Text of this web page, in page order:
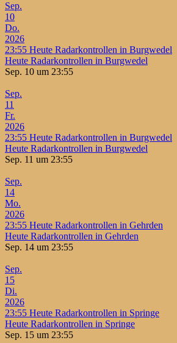
Sep.
10
Do.
2026
23:55 Heute Radarkontrollen in Burgwedel
Heute Radarkontrollen in Burgwedel
Sep. 10 um 23:55
Sep.
11
Fr.
2026
23:55 Heute Radarkontrollen in Burgwedel
Heute Radarkontrollen in Burgwedel
Sep. 11 um 23:55
Sep.
14
Mo.
2026
23:55 Heute Radarkontrollen in Gehrden
Heute Radarkontrollen in Gehrden
Sep. 14 um 23:55
Sep.
15
Di.
2026
23:55 Heute Radarkontrollen in Springe
Heute Radarkontrollen in Springe
Sep. 15 um 23:55